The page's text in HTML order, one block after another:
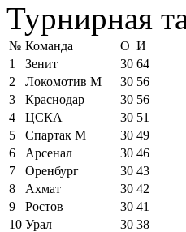
Турнирная
№ Команда О И
1
Зенит 30 64
2
Локомотив М 30 56
3
Краснодар 30 56
4
ЦСКА 30 51
5
Спартак М 30 49
6
Арсенал 30 46
7
Оренбург 30 43
8
Ахмат 30 42
9
Ростов 30 41
10 Урал 30 38